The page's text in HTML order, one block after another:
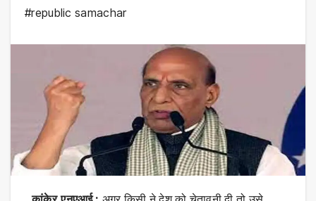
#republic samachar